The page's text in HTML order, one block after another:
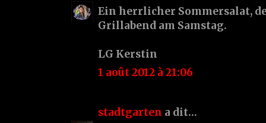
Ein herrlicher Sommersalat,
Grillabend am Samstag.
LG Kerstin
1 août 2012 à 21:06
stadtgarten a dit…